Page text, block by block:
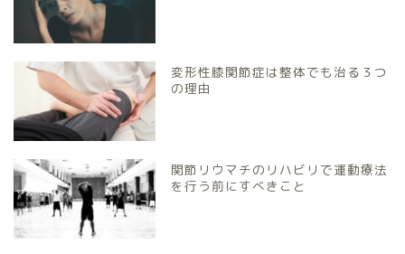
変形性膝関節症は整体でも治る３つ
の理由
関節リウマチのリハビリで運動療法
を行う前にすべきこと